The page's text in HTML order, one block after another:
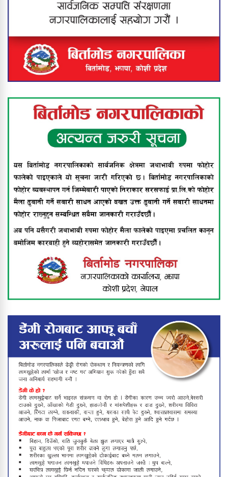
बंगलादेशी नागरिक पक्राउ
यस वर्षको ‘श्रीप्रसाद ओली स्मृति
राष्ट्रिय÷अन्तर्राष्ट्रिय प्रज्ञान पुरस्कार’ प्रा. डा.
सुरेशराज शर्मा र राष्ट्रिय आविष्कार केन्द्रलाई
श्रीमानले खुकुरी प्रहार गर्दा श्रीमती गम्भीर
घाइते
नेपालमै पहिलोपटक बिर्तामोडमा दुवै घुँडाको
सफल शल्यक्रिया, स्पाइनल एक्स
हस्पिटलको दुर्लभ उपलब्धि
बिर्तामोड नगरपालिकाद्वारा अपाङ्गता भएका
व्यक्तिहरूलाई सहायक सामग्री वितरण
झापामा भीषण हावाहुरीको कहर : घर उडाए,
उद्योग तहसनहस, बिजुली पोल ढले,
फिल्मको हिरोझैँ देखिने पालिका अध्यक्ष
बाबुराम खड्काको फुटबल मोह
बिर्तामोडमा राष्ट्रिय पोषण लेखाजोखा
कार्यक्रम भोलिसम्म सञ्चालन हुने